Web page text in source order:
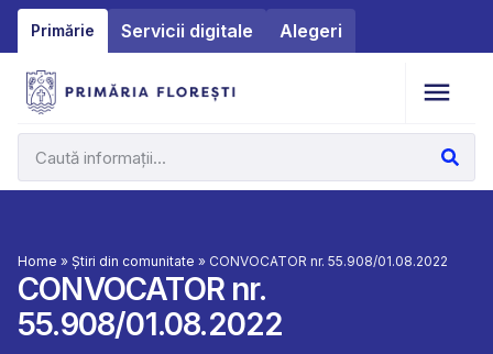
Primărie Servicii digitale Alegeri
Home » Știri din comunitate » CONVOCATOR nr. 55.908/01.08.2022
CONVOCATOR nr.
55.908/01.08.2022